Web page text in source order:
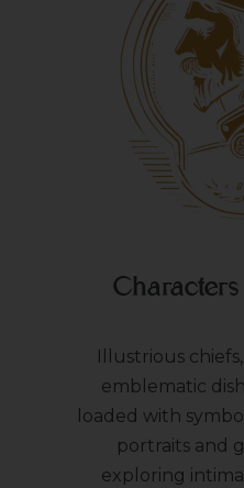
Illustrious
emblematic
loaded with
portraits and
exploring